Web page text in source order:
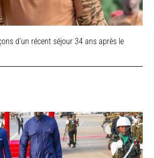
d’un récent séjour 34 ans après le